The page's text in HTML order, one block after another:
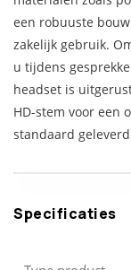
een robuuste
zakelijk gebruik.
u tijdens
headset is
HD-stem voor een
standaard
Specificaties